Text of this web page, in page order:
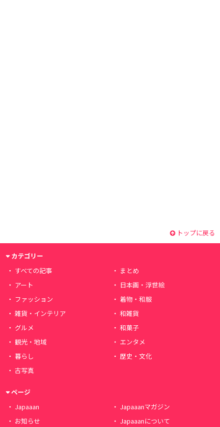
トップに戻る
カテゴリー
すべての記事
まとめ
アート
日本画・浮世絵
ファッション
着物・和服
雑貨・インテリア
和雑貨
グルメ
和菓子
観光・地域
エンタメ
暮らし
歴史・文化
古写真
ページ
Japaaan
Japaaanマガジン
お知らせ
Japaaanについて